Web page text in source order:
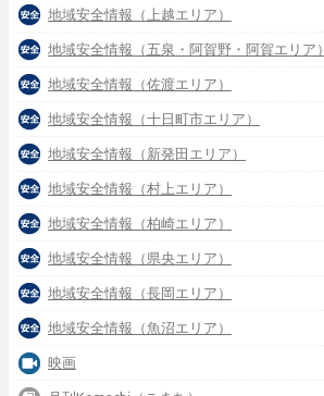
地域安全情報（上越エリア）
地域安全情報（五泉・阿賀野・阿賀エリア）
地域安全情報（佐渡エリア）
地域安全情報（十日町市エリア）
地域安全情報（新発田エリア）
地域安全情報（村上エリア）
地域安全情報（柏崎エリア）
地域安全情報（県央エリア）
地域安全情報（長岡エリア）
地域安全情報（魚沼エリア）
映画